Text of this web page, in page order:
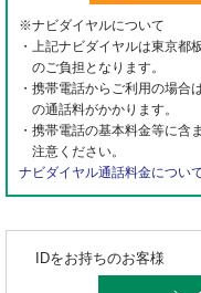
※ナビダイヤルについて
・上記ナビダイヤルは東京都
のご負担となります。
・携帯電話からご利用の場
の通話料がかかります。
・携帯電話の基本料金等に含
注意ください。
ナビダイヤル通話料金につい
IDをお持ちのお客様